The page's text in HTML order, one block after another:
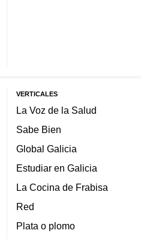
VERTICALES
La Voz de la Salud
Sabe Bien
Global Galicia
Estudiar en Galicia
La Cocina de Frabisa
Red
Plata o plomo